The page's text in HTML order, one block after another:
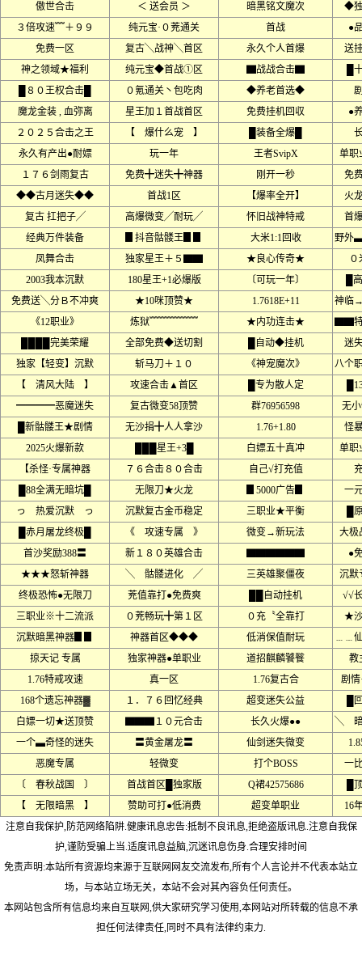
傲世合击
＜ 送会员 ＞ 暗黑铭文魔次
◆
３倍攻速﹌＋９９
纯元宝·０茺通关 首战
●
免费一区
复古╲战神╲首区 永久个人首爆
送
神之领域★福利
纯元宝◆首战①区 ▇战战合击▇
█
█８０王权合击█
０氪通关丶包吃肉 ◆养老首选◆
魔龙金装 , 血弥离
星王加１首战首区 免费挂机回収
●
２０２５合击之王
【 爆什么宠 】 █装备全爆█
永久有产出●耐嫖
玩一年 王者SvipX
单职
１７６剑雨复古
免费╋迷失╋神器 刚开一秒
免
◆◆古月迷失◆◆
首战1区 【爆率全开】
火
复古 扛把子╱
高爆微变╱耐玩╱ 怀旧战神特戒
首
经典万件装备
▊抖音骷髅王▊▊ 大米1:1回收
野外
凤舞合击
独家星王＋５▇▇ ★良心传奇★
０
2003我本沉默
180星王+1必爆版 〔可玩一年〕
█
免费送╲分Ｂ不冲爽
★10咪顶赞★ 1.7618E+11
神临
《12职业》
炼狱﹌﹌﹌﹌﹌ ★内功连击★
▇▇
████完美荣耀
全部免费◆送切割 █自动◆挂机
迷
独家【轻变】沉默
斩马刀＋１０ 《神宠魔次》
八个
【 清风大陆 】
攻速合击▲首区 █专为散人定
━━━━恶魔迷失
复古微变58顶赞 群76956598
无
█新骷髅王★剧情
无沙捐╋人人拿沙 1.76+1.80
怪
2025火爆新款
███星王+3█ 白嫖五十真冲
单职
【杀怪·专属神器
７６合击８０合击 自己√打充值
█88全满无暗坑█
无限刀★火龙 ▊5000广告▊
一
っ 热爱沉默 っ
沉默复古金币稳定 三职业★平衡
█
█赤月屠龙终极█
《 攻速专属 》 微变→新玩法
大极
首沙奖励388〓
新１８０英雄合击
●
★★★怒斩神器
╲ 骷髅进化 ╱ 三英雄聚僵夜
沉默
终极恐怖●无限刀
茺值靠打●免费爽 ██自动挂机
√√
三职业※十二流派
０茺畅玩╋第１区 ０充〝全靠打
★
沉默暗黑神器▊▊
神器首区◆◆◆ 低消保值耐玩
﹍﹍
掠天记 专属
独家神器●单职业 道招麒麟饕餮
教
1.76特戒攻速
真一区 1.76复古合
剧情
168个遗忘神器▓
１．７６回忆经典 超变迷失公益
█
白嫖一切★送顶赞
▇▇▇１０元合击 长久火爆●●
╲
一个▃奇怪的迷失
〓黄金屠龙〓 仙剑迷失微变
恶魔专属
轻微变 打个BOSS
一
〔 春秋战国 〕
首战首区█独家版 Q裙42575686
█
【 无限暗黑 】
赞助可打●低消费 超变单职业
16
注意自我保护,防范网络陷阱.健康讯息忠告:抵制不良讯息,拒绝盗版讯息.注意自我保
护,谨防受骗上当.适度讯息益脑,沉迷讯息伤身.合理安排时间
免责声明:本站所有资源均来源于互联网网友交流发布,所有个人言论并不代表本站立
场，与本站立场无关，本站不会对其內容负任何责任。
本网站包含所有信息均来自互联网,供大家研究学习使用,本网站对所转载的信息不承
担任何法律责任,同时不具有法律约束力.